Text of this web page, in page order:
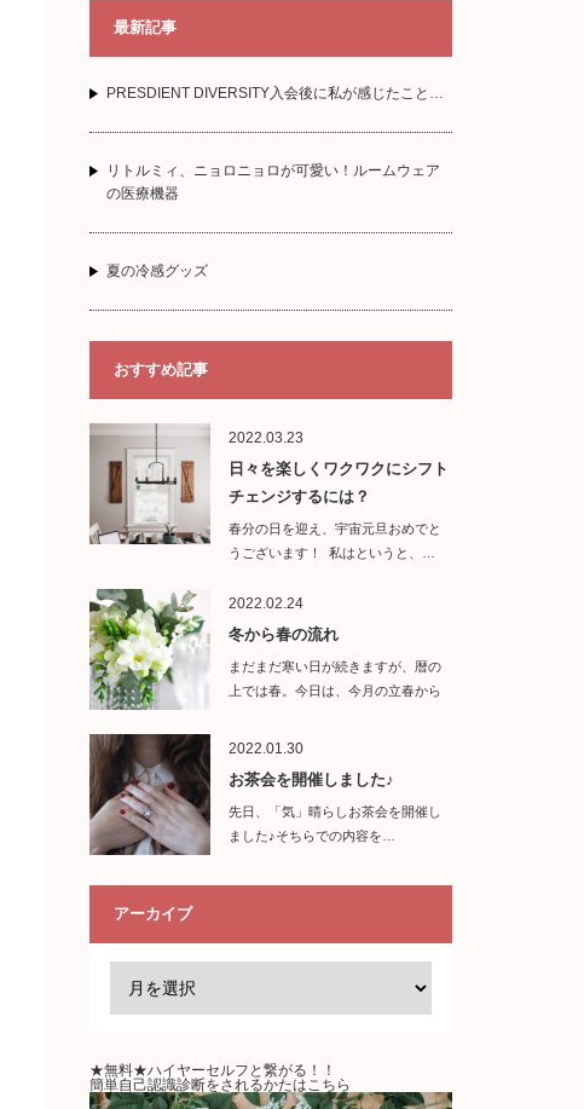
最新記事
PRESDIENT DIVERSITY入会後に私が感じたこと…
リトルミィ、ニョロニョロが可愛い！ルームウェア
の医療機器
夏の冷感グッズ
おすすめ記事
2022.03.23
日々を楽しくワクワクにシフト
チェンジするには？
春分の日を迎え、宇宙元旦おめでと
うございます！ 私はというと、…
2022.02.24
冬から春の流れ
まだまだ寒い日が続きますが、暦の
上では春。今日は、今月の立春から
2022.01.30
お茶会を開催しました♪
先日、「気」晴らしお茶会を開催し
ました♪そちらでの内容を…
アーカイブ
★無料★ハイヤーセルフと繋がる！！
簡単自己認識診断をされるかたはこちら